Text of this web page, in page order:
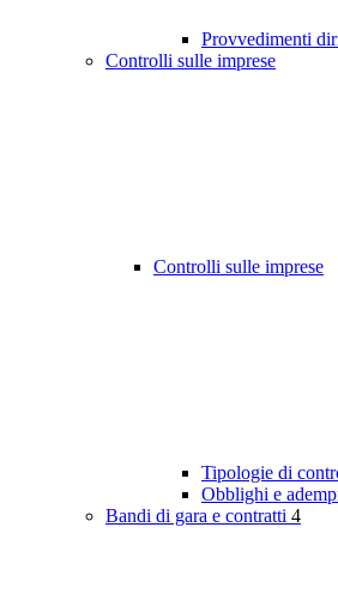
Provvedimenti
Controlli sulle imprese
Controlli sulle imprese
Tipologie di
Obblighi e
Bandi di gara e contratti 4